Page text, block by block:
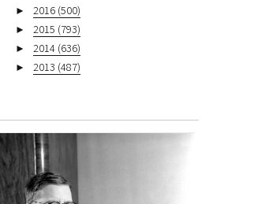
►
2016 (500)
►
2015 (793)
►
2014 (636)
►
2013 (487)